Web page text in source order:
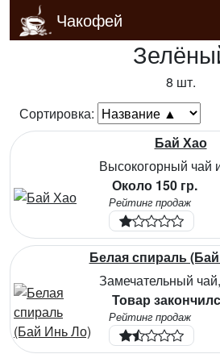
Чакофей
8 шт.
Сортировка:
Бай Хао
Около 150 гр.
Рейтинг продаж
Белая спираль
Товар
Рейтинг продаж